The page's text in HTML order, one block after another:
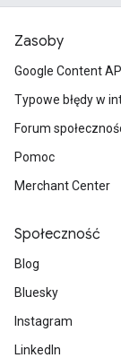
Zasoby
Google Content
Typowe błędy w
Forum
Pomoc
Merchant Center
Społeczność
Blog
Bluesky
Instagram
LinkedIn